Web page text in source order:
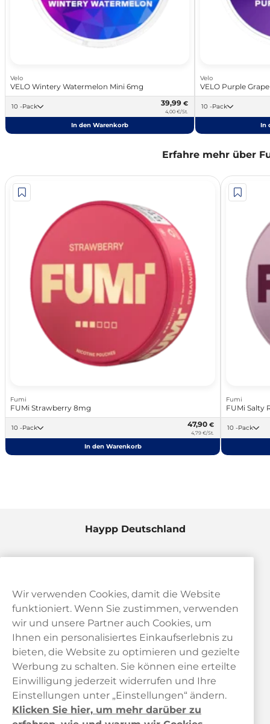
Velo
VELO Wintery Watermelon Mini 6mg
10 -Pack 39,99 €
4,00 €/St.
In den Warenkorb
Velo
VELO Purple
10 -Pack
In
Erfahre mehr über
Fumi
FUMi Strawberry 8mg
10 -Pack 47,90 €
4,79 €/St.
In den Warenkorb
Fumi
FUMi Salty
10 -Pack
Haypp Deutschland
Kundendienst
Links
Über uns
Wir verwenden Cookies, damit die Website
funktioniert. Wenn Sie zustimmen, verwenden
wir und unsere Partner auch Cookies, um
Ihnen ein personalisiertes Einkaufserlebnis zu
bieten, die Website zu optimieren und gezielte
Werbung zu schalten. Sie können eine erteilte
Einwilligung jederzeit widerrufen und Ihre
Einstellungen unter „Einstellungen“ ändern.
Klicken Sie hier, um mehr darüber zu